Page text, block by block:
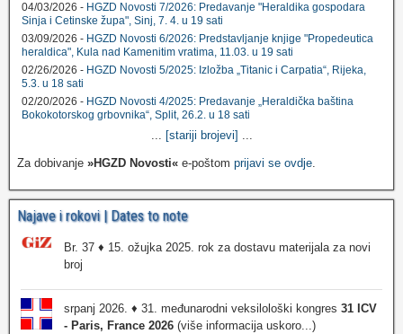
04/03/2026 - HGZD Novosti 7/2026: Predavanje "Heraldika gospodara
Sinja i Cetinske župa", Sinj, 7. 4. u 19 sati
03/09/2026 - HGZD Novosti 6/2026: Predstavljanje knjige "Propedeutica
heraldica", Kula nad Kamenitim vratima, 11.03. u 19 sati
02/26/2026 - HGZD Novosti 5/2025: Izložba „Titanic i Carpatia“, Rijeka,
5.3. u 18 sati
02/20/2026 - HGZD Novosti 4/2025: Predavanje „Heraldička baština
Bokokotorskog grbovnika“, Split, 26.2. u 18 sati
... [stariji brojevi] ...
Za dobivanje »HGZD Novosti« e-poštom prijavi se ovdje.
Najave i rokovi | Dates to note
Br. 37 ♦ 15. ožujka 2025. rok za dostavu materijala za novi
broj
srpanj 2026. ♦ 31. međunarodni veksilološki kongres 31 ICV
- Paris, France 2026 (više informacija uskoro...)